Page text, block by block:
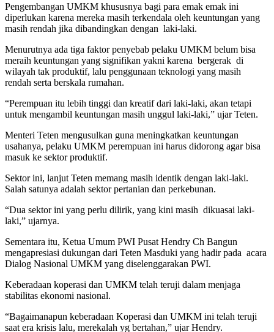
Pengembangan UMKM khususnya bagi para emak emak ini
diperlukan karena mereka masih terkendala oleh keuntungan yang
masih rendah jika dibandingkan dengan laki-laki.
Menurutnya ada tiga faktor penyebab pelaku UMKM belum bisa
meraih keuntungan yang signifikan yakni karena bergerak di
wilayah tak produktif, lalu penggunaan teknologi yang masih
rendah serta berskala rumahan.
“Perempuan itu lebih tinggi dan kreatif dari laki-laki, akan tetapi
untuk mengambil keuntungan masih unggul laki-laki,” ujar Teten.
Menteri Teten mengusulkan guna meningkatkan keuntungan
usahanya, pelaku UMKM perempuan ini harus didorong agar bisa
masuk ke sektor produktif.
Sektor ini, lanjut Teten memang masih identik dengan laki-laki.
Salah satunya adalah sektor pertanian dan perkebunan.
“Dua sektor ini yang perlu dilirik, yang kini masih dikuasai laki-
laki,” ujarnya.
Sementara itu, Ketua Umum PWI Pusat Hendry Ch Bangun
mengapresiasi dukungan dari Teten Masduki yang hadir pada acara
Dialog Nasional UMKM yang diselenggarakan PWI.
Keberadaan koperasi dan UMKM telah teruji dalam menjaga
stabilitas ekonomi nasional.
“Bagaimanapun keberadaan Koperasi dan UMKM ini telah teruji
saat era krisis lalu, merekalah yg bertahan,” ujar Hendry.